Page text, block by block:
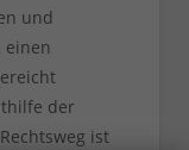
und
einen
der
ist